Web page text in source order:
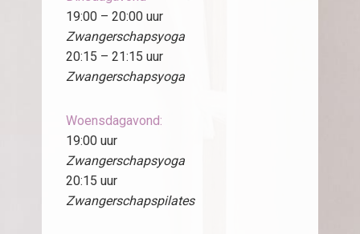
19:00 – 20:00 uur
Zwangerschapsyoga
20:15 – 21:15 uur
Zwangerschapsyoga
Woensdagavond:
19:00 uur
Zwangerschapsyoga
20:15 uur
Zwangerschapspilates